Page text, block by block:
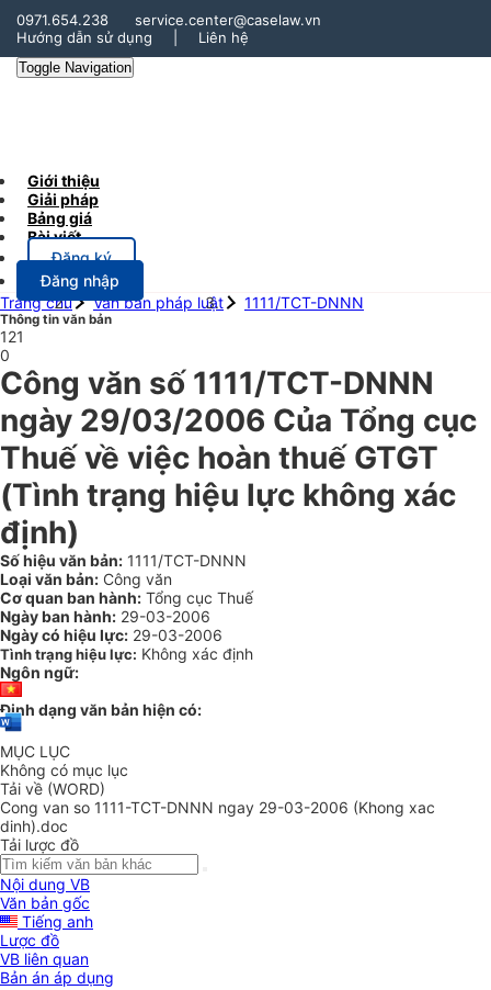
0971.654.238
service.center@caselaw.vn
Hướng dẫn sử dụng
Liên hệ
Toggle Navigation
Giới thiệu
Giải pháp
Bảng giá
Bài viết
Đăng ký
Đăng nhập
Trang chủ
Văn bản pháp luật 1111/TCT-DNNN
Thông tin văn bản
121
0
Công văn số 1111/TCT-DNNN
ngày 29/03/2006 Của Tổng cục
Thuế về việc hoàn thuế GTGT
(Tình trạng hiệu lực không xác
định)
Số hiệu văn bản: 1111/TCT-DNNN
Loại văn bản: Công văn
Cơ quan ban hành: Tổng cục Thuế
Ngày ban hành: 29-03-2006
Ngày có hiệu lực: 29-03-2006
Tình trạng hiệu lực: Không xác định
Ngôn ngữ:
Định dạng văn bản hiện có:
MỤC LỤC
Không có mục lục
Tải về (WORD)
Cong van so 1111-TCT-DNNN ngay 29-03-2006 (Khong xac
dinh).doc
Tải lược đồ
Nội dung VB
Văn bản gốc
Tiếng anh
Lược đồ
VB liên quan
Bản án áp dụng